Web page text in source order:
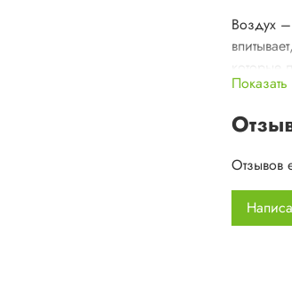
Воздух
или
имеет
Отзывов